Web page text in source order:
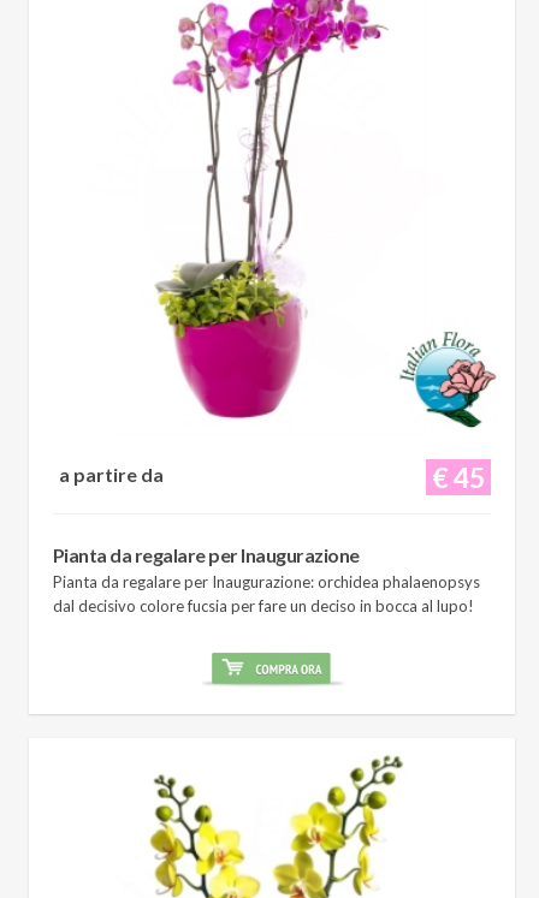
€ 45
a partire da
Pianta da regalare per Inaugurazione
Pianta da regalare per Inaugurazione: orchidea phalaenopsys
dal decisivo colore fucsia per fare un deciso in bocca al lupo!